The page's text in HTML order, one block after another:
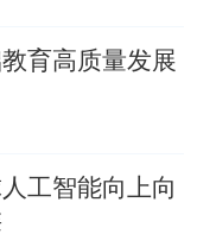
育高质量发展
工智能向上向